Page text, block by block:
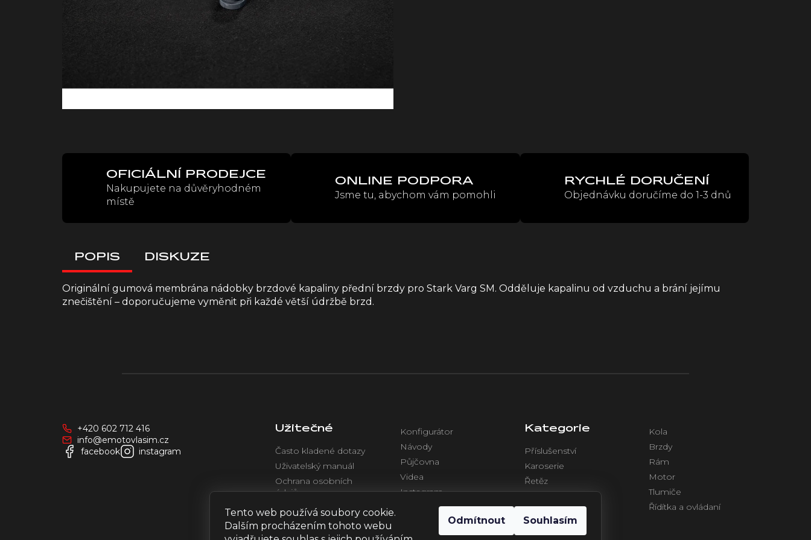
Tento web používá soubory cookie.
Dalším procházením tohoto webu
Odmítnout Souhlasím
OFICIÁLNÍ PRODEJCE
Nakupujete na důvěryhodném
místě
ONLINE PODPORA
Jsme tu, abychom vám pomohli
RYCHLÉ DORUČENÍ
Objednávku doručíme do 1-3 dnů
POPIS DISKUZE
Originální gumová membrána nádobky brzdové kapaliny přední brzdy pro Stark Varg SM. Odděluje kapalinu od vzduchu a brání jejímu
znečištění – doporučujeme vyměnit při každé větší údržbě brzd.
+420 602 712 416
info@emotovlasim.cz
facebook
instagram
Užitečné
Často kladené dotazy
Uživatelský manuál
Ochrana osobních
údajů
Obchodní podmínky
Konfigurátor
Návody
Půjčovna
Videa
Instagram
Facebook
Kategorie
Příslušenství
Karoserie
Řetěz
Kola
Brzdy
Rám
Motor
Tlumiče
Řídítka a ovládaní